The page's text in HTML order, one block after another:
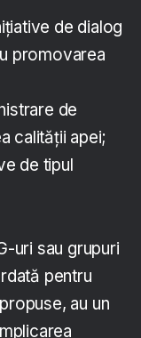
de dialog
promovarea
de
calității apei;
de tipul
uri sau grupuri
pentru
au un